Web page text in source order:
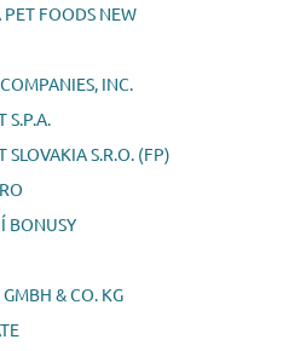
FOODS NEW
INC.
S.P.A.
SLOVAKIA S.R.O. (FP)
BONUSY
& CO. KG